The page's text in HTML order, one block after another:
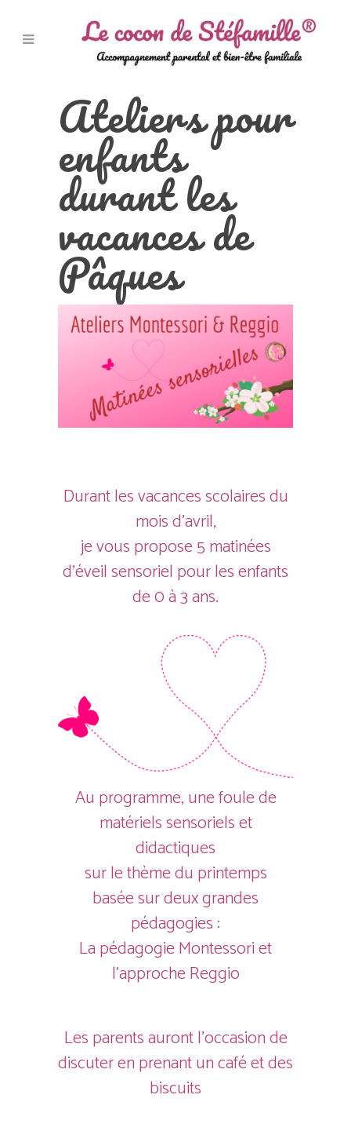
Ateliers pour
enfants
durant les
vacances de
Pâques
Durant les vacances scolaires du
mois d’avril,
je vous propose 5 matinées
d’éveil sensoriel pour les enfants
de 0 à 3 ans.
Au programme, une foule de
matériels sensoriels et
didactiques
sur le thème du printemps
basée sur deux grandes
pédagogies :
La pédagogie Montessori et
l’approche Reggio
Les parents auront l’occasion de
discuter en prenant un café et des
biscuits